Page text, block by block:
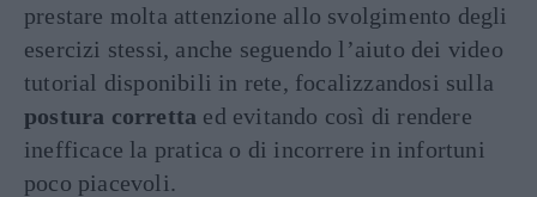
prestare molta attenzione allo svolgimento degli
esercizi stessi, anche seguendo l’aiuto dei video
tutorial disponibili in rete, focalizzandosi sulla
postura corretta ed evitando così di rendere
inefficace la pratica o di incorrere in infortuni
poco piacevoli.